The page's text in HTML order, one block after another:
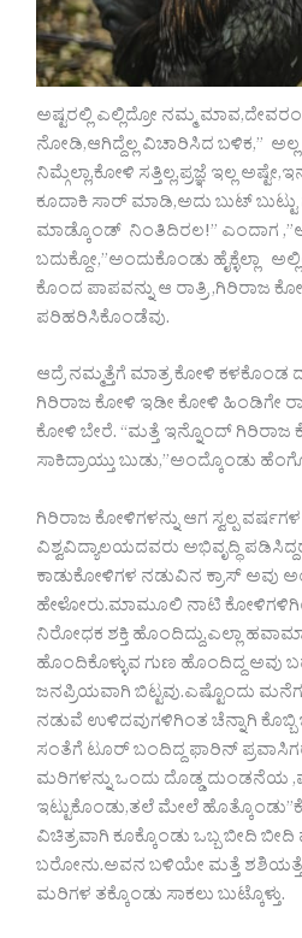
ಅಷ್ಟರಲ್ಲಿ ಎಲ್ಲಿದ್ರೋ ನಮ್ಮ
ನೋಡಿ,ಆಗಿದ್ದೆಲ್ಲ ವಿಚಾರಿಸಿದ ಬಳಿಕ,” ಅಲ್ಲ
ನಿಮ್ಗೆಲ್ಲಾ,ಕೋಳಿ ಸತ್ತಿಲ್ಲ,ಪ್ರಜ್ಞೆ ಇಲ್ಲ
ಕೂದಾಕಿ ಸಾರ್ ಮಾಡಿ,ಅದು ಬುಟ್
ಮಾಡ್ಕೊಂಡ್ ನಿಂತಿದಿರಲ!” ಎಂದಾಗ
ಬದುಕ್ದೋ,”ಅಂದುಕೊಂಡು ಹೈಕ್ಳೆಲ್ಲಾ
ಕೊಂದ ಪಾಪವನ್ನು ಆ ರಾತ್ರಿ ,ಗಿರಿರಾಜ
ಪರಿಹರಿಸಿಕೊಂಡೆವು.
ಆದ್ರೆ ನಮ್ಮತ್ತೆಗೆ ಮಾತ್ರ ಕೋಳಿ ಕಳಕೊಂಡ
ಗಿರಿರಾಜ ಕೋಳಿ ಇಡೀ ಕೋಳಿ ಹಿಂಡಿಗೇ
ಕೋಳಿ ಬೇರೆ. “ಮತ್ತೆ ಇನ್ನೊಂದ್
ಸಾಕಿದ್ರಾಯ್ತು ಬುಡು,”ಅಂದ್ಕೊಂಡು
ಗಿರಿರಾಜ ಕೋಳಿಗಳನ್ನು ಆಗ ಸ್ವಲ್ಪ
ವಿಶ್ವವಿದ್ಯಾಲಯದವರು ಅಭಿವೃದ್ಧಿ
ಕಾಡುಕೋಳಿಗಳ ನಡುವಿನ ಕ್ರಾಸ್ ಅವು
ಹೇಳೋರು.ಮಾಮೂಲಿ ನಾಟಿ
ನಿರೋಧಕ ಶಕ್ತಿ ಹೊಂದಿದ್ದು,ಎಲ್ಲಾ
ಹೊಂದಿಕೊಳ್ಳುವ ಗುಣ ಹೊಂದಿದ್ದ ಅವು
ಜನಪ್ರಿಯವಾಗಿ ಬಿಟ್ಟವು.ಎಷ್ಟೊಂದು
ನಡುವೆ ಉಳಿದವುಗಳಿಗಿಂತ ಚೆನ್ನಾಗಿ ಕೊಬ್ಬಿ
ಸಂತೆಗೆ ಟೂರ್ ಬಂದಿದ್ದ ಫಾರಿನ್
ಮರಿಗಳನ್ನು ಒಂದು ದೊಡ್ಡ ದುಂಡನೆಯ
ಇಟ್ಟುಕೊಂಡು,ತಲೆ ಮೇಲೆ
ವಿಚಿತ್ರವಾಗಿ ಕೂಕ್ಕೊಂಡು ಒಬ್ಬ ಬೀದಿ
ಬರೋನು.ಅವನ ಬಳಿಯೇ ಮತ್ತೆ ಶಶಿಯತ್ತೆ
ಮರಿಗಳ ತಕ್ಕೊಂಡು ಸಾಕಲು ಬುಟ್ಕೊಳ್ತು.